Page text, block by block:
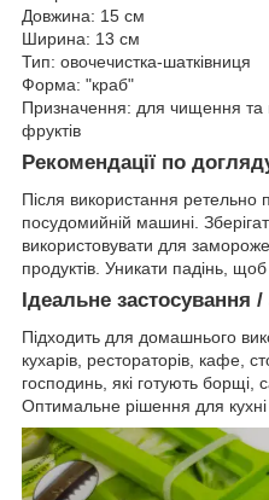
Довжина: 15 см
Ширина: 13 см
Тип: овочечистка-шатківниця
Форма: "краб"
Призначення: для чищення та
фруктів
Рекомендації по
Після використання
посудомийній машині.
використовувати для
продуктів. Уникати падінь,
Ідеальне застосування /
Підходить для домашнього
кухарів, рестораторів, кафе,
господинь, які готують борщі,
Оптимальне рішення для кухні